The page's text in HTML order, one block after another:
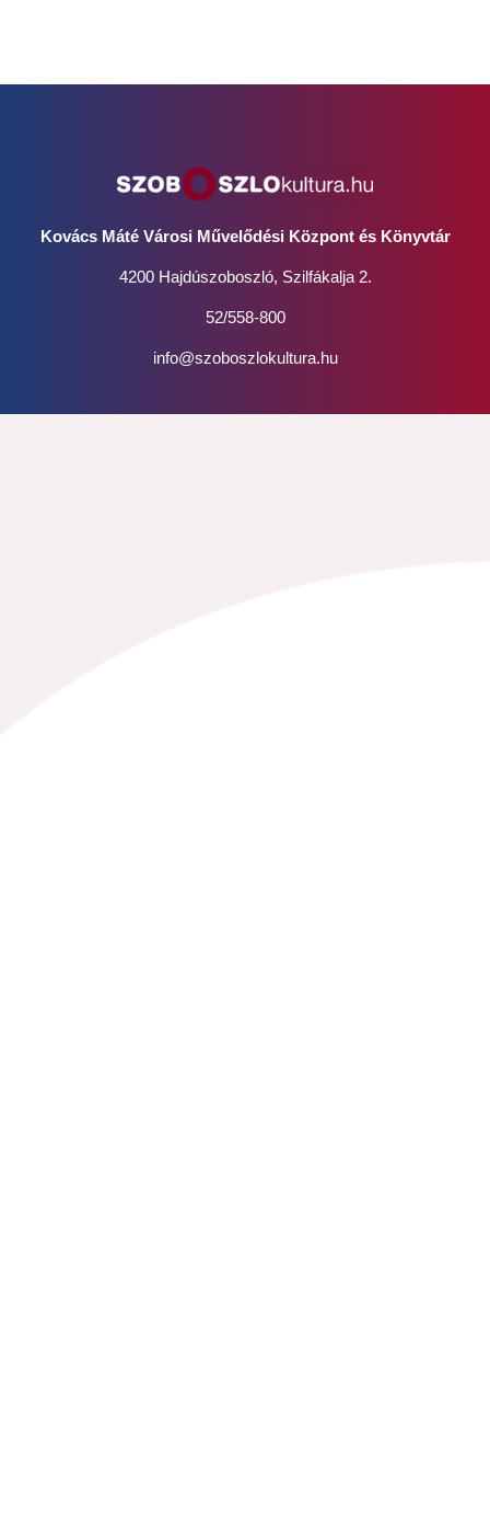
Kovács Máté Városi Művelődési Központ és Könyvtár
4200 Hajdúszoboszló, Szilfákalja 2.
52/558-800
info@szoboszlokultura.hu